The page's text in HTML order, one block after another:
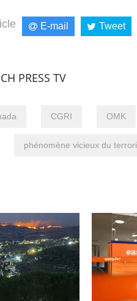
E-mail Tweet
PRESS TV
CGRI OMK
phénomène vicieux du